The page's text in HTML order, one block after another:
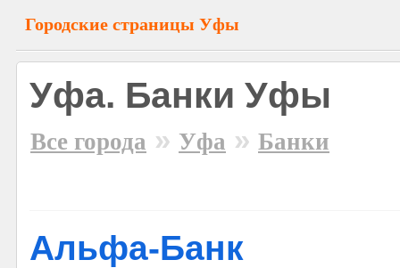
Городские страницы Уфы
Уфа. Банки Уфы
Все города » Уфа » Банки
Альфа-Банк